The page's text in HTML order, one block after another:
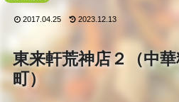
東来軒荒神店２（中
町）
2017.04.25 2023.12.13